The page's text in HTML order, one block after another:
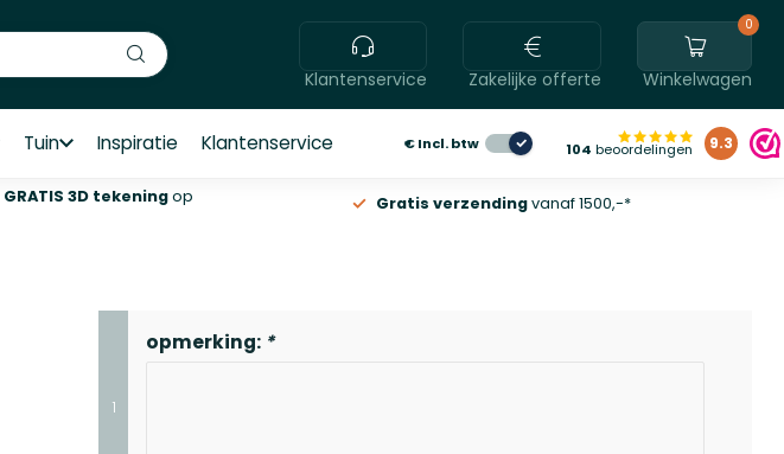
Klantenservice Zakelijke offerte
0
Winkelwagen
Tuin Inspiratie Klantenservice €Incl. btw 104 beoordelingen 9.3
GRATIS 3D tekeningop Gratis verzendingvanaf 1500,-*
1
opmerking: *